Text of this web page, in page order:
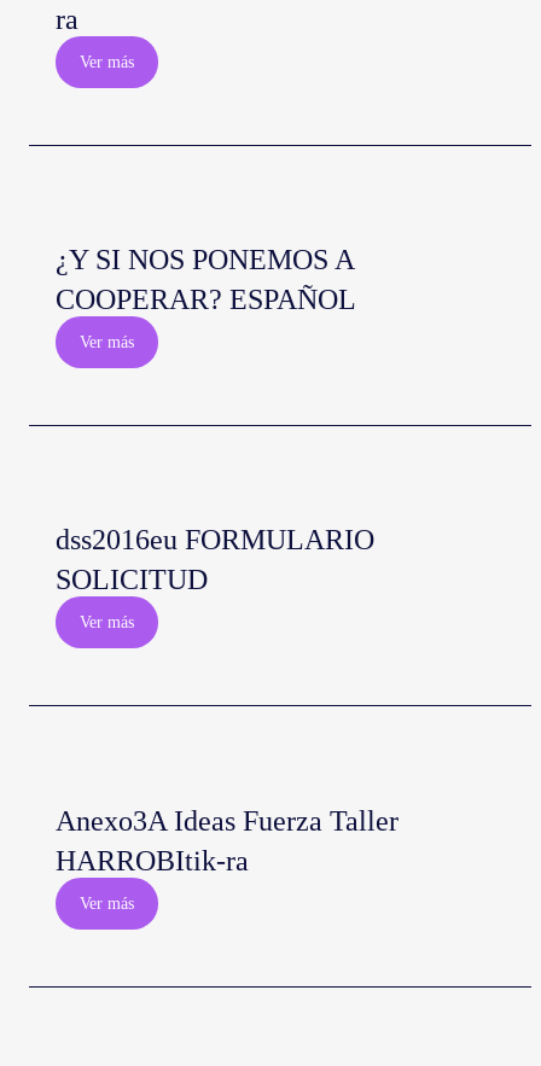
ra
Ver más
¿Y SI NOS PONEMOS A
COOPERAR? ESPAÑOL
Ver más
dss2016eu FORMULARIO
SOLICITUD
Ver más
Anexo3A Ideas Fuerza Taller
HARROBItik-ra
Ver más